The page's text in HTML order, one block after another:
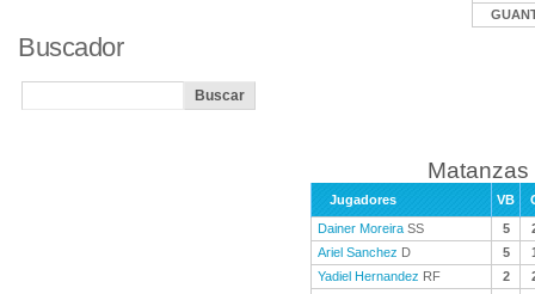
Matanzas
Jugadores VB
Dainer Moreira SS 5
Ariel Sanchez D 5
Yadiel Hernandez RF 2
Buscador